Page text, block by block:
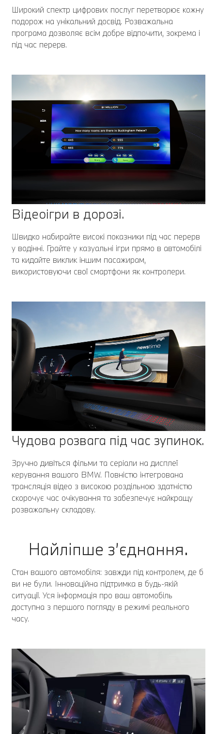
Широкий спектр цифрових послуг перетворює кожну
подорож на унікальний досвід. Розважальна
програма дозволяє всім добре відпочити, зокрема і
під час перерв.
Відеоігри в дорозі.
Швидко набирайте високі показники під час перерв
у водінні. Грайте у казуальні ігри прямо в автомобілі
та кидайте виклик іншим пасажирам,
використовуючи свої смартфони як контролери.
Чудова розвага під час зупинок.
Зручно дивіться фільми та серіали на дисплеї
керування вашого BMW. Повністю інтегрована
трансляція відео з високою роздільною здатністю
скорочує час очікування та забезпечує найкращу
розважальну складову.
Найліпше з’єднання.
Стан вашого автомобіля: завжди під контролем, де б
ви не були. Інноваційна підтримка в будь-якій
ситуації. Уся інформація про ваш автомобіль
доступна з першого погляду в режимі реального
часу.